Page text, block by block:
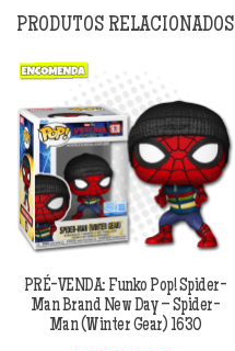
PRODUTOS RELACIONADOS
PRÉ-VENDA: Funko Pop! Spider-
Man Brand New Day – Spider-
Man (Winter Gear) 1630